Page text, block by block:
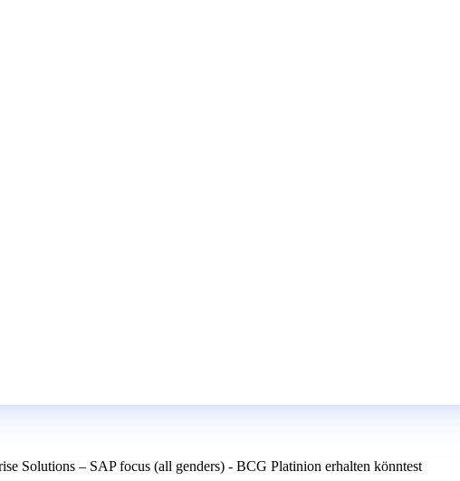
Solutions – SAP focus (all genders) - BCG Platinion erhalten könntest